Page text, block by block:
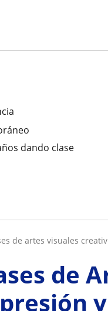
años dando clase
de artes visuales
de